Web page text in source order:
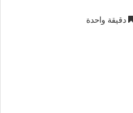
دقيقة واحدة